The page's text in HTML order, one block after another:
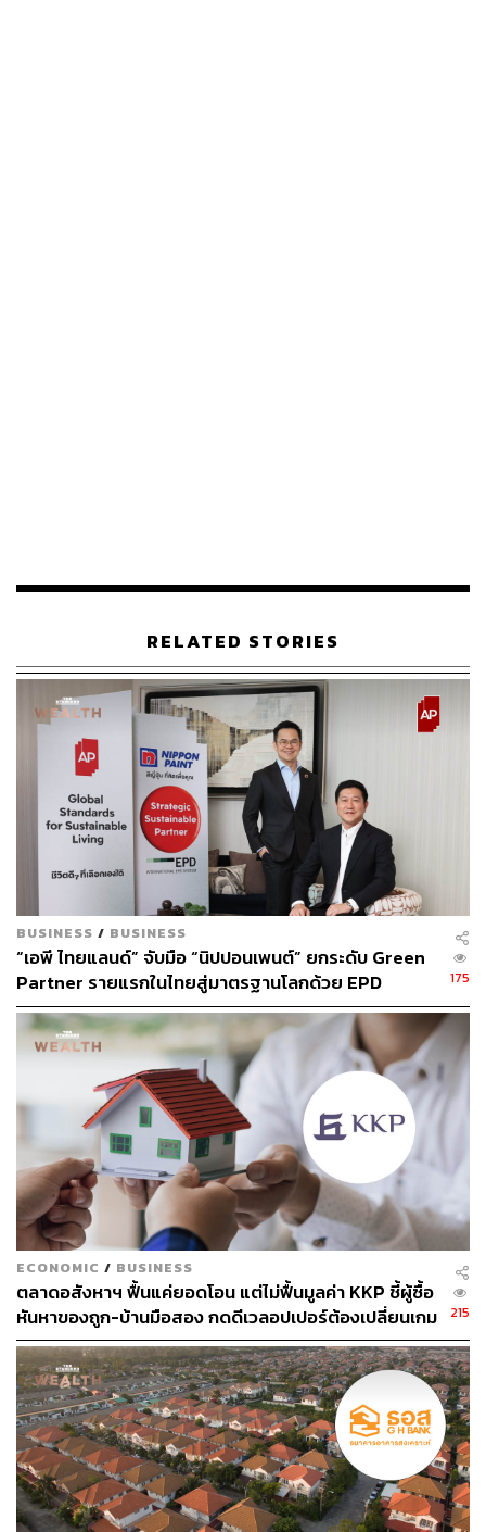
ทุนระหว่างเอพีและพันธมิตรญี่ปุ่น มิตซูบิชิ เอสเตท เรสซิเดน
ซ์ (บริษัทในเครือมิตซูบิชิ เอสเตท กรุ๊ป) มูลค่าโครงการ
4,700 ล้านบาท ตั้งอยู่บนพื้นที่กว่า 4 ไร่ 2 งาน 76.6 ตารางวา
ประกอบด้วยอาคารที่พักสูง 44 ชั้น 1 อาคาร และอาคารพา
วิลเลียน 1 อาคาร จำนวน 421 ยูนิต พร้อมที่จอดรถ 421 คัน
(ไม่รวมจอดซ้อนคัน) มีห้องให้เลือกในขนาด 35-228 ตาราง
เมตร ราคาเริ่มต้น 4.9 ล้านบาท หรือเฉลี่ย 155,000 บาท
ต่อตารางเมตร
พิสูจน์อักษร: ภาสิณี เพิ่มพันธุ์พงศ์
TAGS: อสังหาริมทรัพย์
AP (Thailand) - เอพี (ไทยแลนด์)
ตลาดคอนโด
คอนโดมิเนียม
62
ABOUT THE AUTHOR
ถนัดกิจ จันกิเสน
Content Creator ประจำกองบรรณาธิการ
THE STANDARD WEALTH ผู้เสพติดโลก
ธุรกิจ การตลาด เทคโนโลยี และชอบสำรวจ
โลกออฟไลน์และออนไลน์มาถอดรหัสความ
เคลื่อนไหวให้เป็นเรื่องเข้าใจง่าย สนุก และได้
ไอเดียใหม่ๆ
RELATED STORIES
BUSINESS / BUSINESS
“เอพี ไทยแลนด์” จับมือ “นิปปอนเพนต์” ยกระดับ Green
Partner รายแรกในไทยสู่มาตรฐานโลกด้วย EPD
International พร้อมชูแนวคิด Global Standards for
Global Sustainable Living ส่งมอบบ้านคุณภาพ ลด
ผลกระทบต่อสิ่งแวดล้อม พร้อมปั้นนักออกแบบที่ใส่ใจโลก
175
ECONOMIC / BUSINESS
ตลาดอสังหาฯ ฟื้นแค่ยอดโอน แต่ไม่ฟื้นมูลค่า KKP ชี้ผู้ซื้อ
หันหาของถูก-บ้านมือสอง กดดีเวลอปเปอร์ต้องเปลี่ยนเกม
215